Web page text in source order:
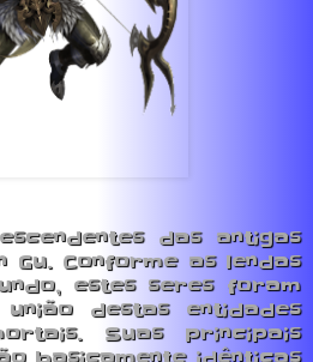
das antigas
Gu. Conforme as lendas
estes seres foram
destas entidades
Suas principais